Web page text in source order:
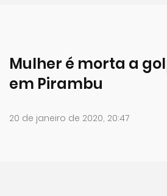
Mulher é morta a
em Pirambu
20 de janeiro de 2020, 20:47